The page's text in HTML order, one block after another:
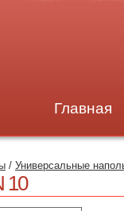
Главная
/ Универсальные
10